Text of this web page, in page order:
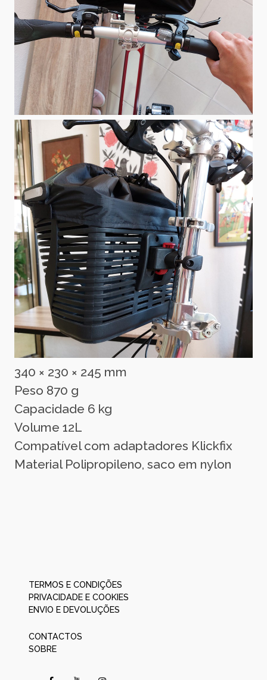
340 × 230 × 245 mm
Peso 870 g
Capacidade 6 kg
Volume 12L
Compatível com adaptadores Klickfix
Material Polipropileno, saco em nylon
TERMOS E CONDIÇÕES
PRIVACIDADE E COOKIES
ENVIO E DEVOLUÇÕES
CONTACTOS
SOBRE